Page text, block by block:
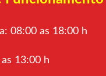
08:00 as 18:00 h
13:00 h